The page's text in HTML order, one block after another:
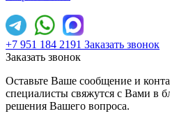
+7 951 184 2191 Заказать звонок
Заказать звонок
Оставьте Ваше сообщение и
специалисты свяжутся с Вами в
решения Вашего вопроса.